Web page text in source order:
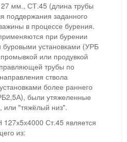
мм., СТ.45 (длина трубы
поддержания заданного
в процессе бурения.
при бурении
установками (УРБ
или продувкой
трубы по
ствола
более раннего
были утяжеленные
"тяжёлый низ".
Ст.45 является
из: